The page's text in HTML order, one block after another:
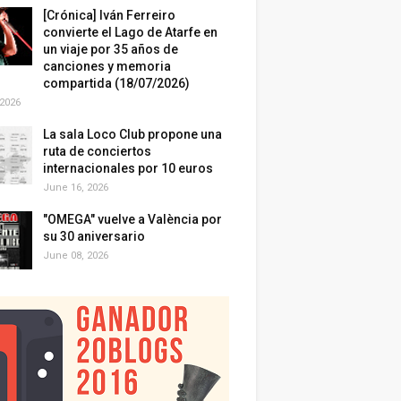
[Crónica] Iván Ferreiro
convierte el Lago de Atarfe en
un viaje por 35 años de
canciones y memoria
compartida (18/07/2026)
La sala Loco Club propone una
ruta de conciertos
internacionales por 10 euros
June 16, 2026
"OMEGA" vuelve a València por
su 30 aniversario
June 08, 2026